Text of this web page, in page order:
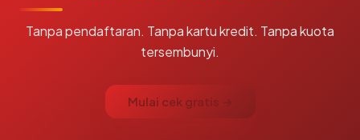
Tanpa pendaftaran. Tanpa kartu kredit. Tanpa kuota
tersembunyi.
Mulai cek gratis →